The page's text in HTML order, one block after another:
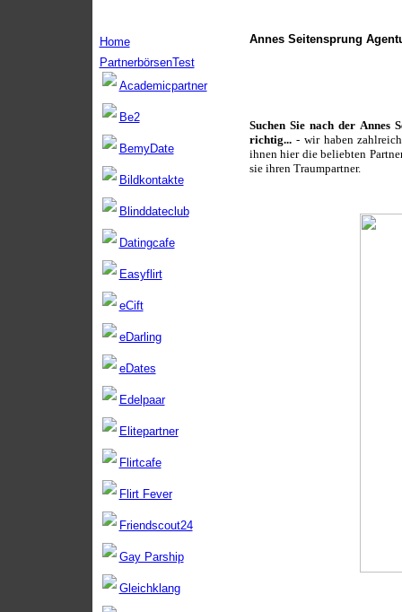
Home
PartnerbörsenTest
Academicpartner
Be2
BemyDate
Bildkontakte
Blinddateclub
Datingcafe
Easyflirt
eCift
eDarling
eDates
Edelpaar
Elitepartner
Flirtcafe
Flirt Fever
Friendscout24
Gay Parship
Gleichklang
Annes Seitensprung
Suchen Sie nach der Annes
richtig... - wir haben
ihnen hier die beliebten
sie ihren Traumpartner.